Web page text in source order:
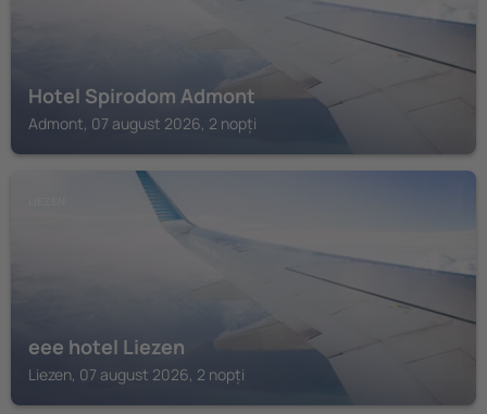
Hotel Spirodom Admont
Admont, 07 august 2026, 2 nopți
eee hotel Liezen
Liezen, 07 august 2026, 2 nopți